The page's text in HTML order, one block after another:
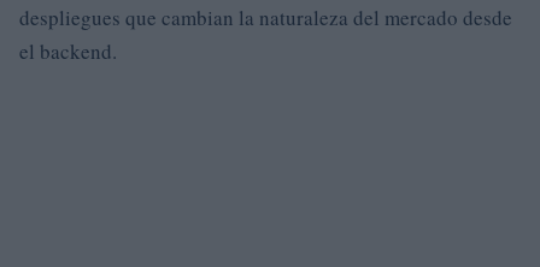
despliegues que cambian la naturaleza del mercado desde
el backend.